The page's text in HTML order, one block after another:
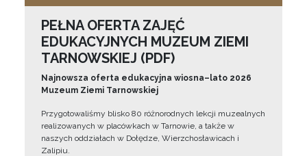
PEŁNA OFERTA ZAJĘĆ
EDUKACYJNYCH MUZEUM ZIEMI
TARNOWSKIEJ (PDF)
Najnowsza oferta edukacyjna wiosna–lato 2026
Muzeum Ziemi Tarnowskiej
Przygotowaliśmy blisko 80 różnorodnych lekcji muzealnych
realizowanych w placówkach w Tarnowie, a także w
naszych oddziałach w Dołędze, Wierzchosławicach i
Zalipiu.